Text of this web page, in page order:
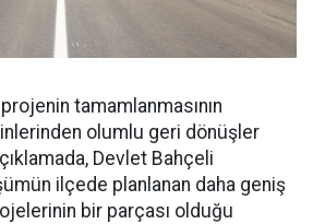
tamamlanmasının
olumlu geri dönüşler
Devlet Bahçeli
ilçede planlanan daha geniş
bir parçası olduğu